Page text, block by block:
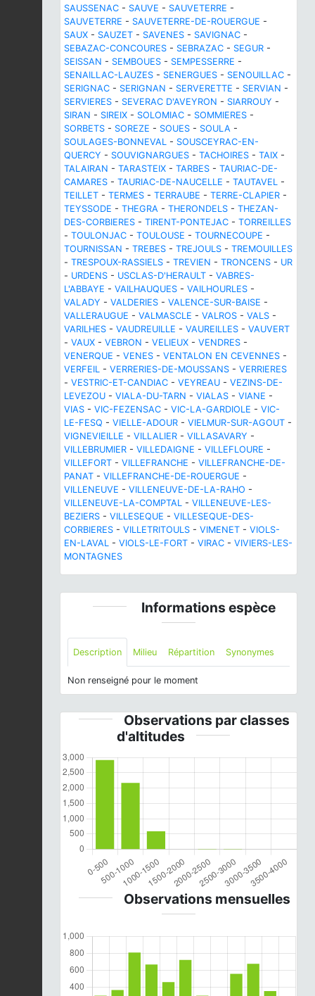
SAUSSENAC - SAUVE - SAUVETERRE -
SAUVETERRE - SAUVETERRE-DE-ROUERGUE -
SAUX - SAUZET - SAVENES - SAVIGNAC -
SEBAZAC-CONCOURES - SEBRAZAC - SEGUR -
SEISSAN - SEMBOUES - SEMPESSERRE -
SENAILLAC-LAUZES - SENERGUES - SENOUILLAC -
SERIGNAC - SERIGNAN - SERVERETTE - SERVIAN -
SERVIERES - SEVERAC D'AVEYRON - SIARROUY -
SIRAN - SIREIX - SOLOMIAC - SOMMIERES -
SORBETS - SOREZE - SOUES - SOULA -
SOULAGES-BONNEVAL - SOUSCEYRAC-EN-
QUERCY - SOUVIGNARGUES - TACHOIRES - TAIX -
TALAIRAN - TARASTEIX - TARBES - TAURIAC-DE-
CAMARES - TAURIAC-DE-NAUCELLE - TAUTAVEL -
TEILLET - TERMES - TERRAUBE - TERRE-CLAPIER -
TEYSSODE - THEGRA - THERONDELS - THEZAN-
DES-CORBIERES - TIRENT-PONTEJAC - TORREILLES
- TOULONJAC - TOULOUSE - TOURNECOUPE -
TOURNISSAN - TREBES - TREJOULS - TREMOUILLES
- TRESPOUX-RASSIELS - TREVIEN - TRONCENS - UR
- URDENS - USCLAS-D'HERAULT - VABRES-
L'ABBAYE - VAILHAUQUES - VAILHOURLES -
VALADY - VALDERIES - VALENCE-SUR-BAISE -
VALLERAUGUE - VALMASCLE - VALROS - VALS -
VARILHES - VAUDREUILLE - VAUREILLES - VAUVERT
- VAUX - VEBRON - VELIEUX - VENDRES -
VENERQUE - VENES - VENTALON EN CEVENNES -
VERFEIL - VERRERIES-DE-MOUSSANS - VERRIERES
- VESTRIC-ET-CANDIAC - VEYREAU - VEZINS-DE-
LEVEZOU - VIALA-DU-TARN - VIALAS - VIANE -
VIAS - VIC-FEZENSAC - VIC-LA-GARDIOLE - VIC-
LE-FESQ - VIELLE-ADOUR - VIELMUR-SUR-AGOUT -
VIGNEVIEILLE - VILLALIER - VILLASAVARY -
VILLEBRUMIER - VILLEDAIGNE - VILLEFLOURE -
VILLEFORT - VILLEFRANCHE - VILLEFRANCHE-DE-
PANAT - VILLEFRANCHE-DE-ROUERGUE -
VILLENEUVE - VILLENEUVE-DE-LA-RAHO -
VILLENEUVE-LA-COMPTAL - VILLENEUVE-LES-
BEZIERS - VILLESEQUE - VILLESEQUE-DES-
CORBIERES - VILLETRITOULS - VIMENET - VIOLS-
EN-LAVAL - VIOLS-LE-FORT - VIRAC - VIVIERS-LES-
MONTAGNES
Informations espèce
Description Milieu Répartition Synonymes
Non renseigné pour le moment
Observations par classes
d'altitudes
Observations mensuelles